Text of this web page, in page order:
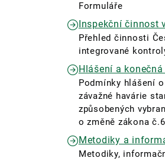
Formuláře
Inspekční činnost
Přehled činnosti
integrované
Hlášení a
Podmínky hlášení
závažné havárie
způsobených
o změně zákona
Metodiky a
Metodiky,